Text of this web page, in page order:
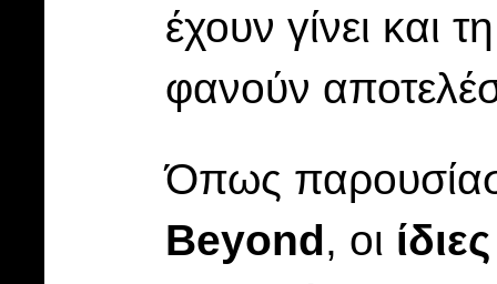
έχουν γίνει και
φανούν
Όπως
Beyond, οι ίδιες